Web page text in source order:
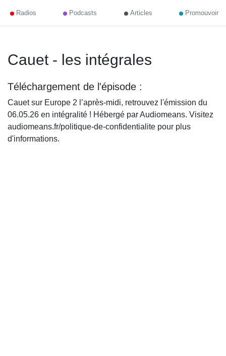
Radios Podcasts Articles Promouvoir
Cauet - les intégrales
Téléchargement de l'épisode :
Cauet sur Europe 2 l’après-midi, retrouvez l'émission du
06.05.26 en intégralité ! Hébergé par Audiomeans. Visitez
audiomeans.fr/politique-de-confidentialite pour plus
d'informations.